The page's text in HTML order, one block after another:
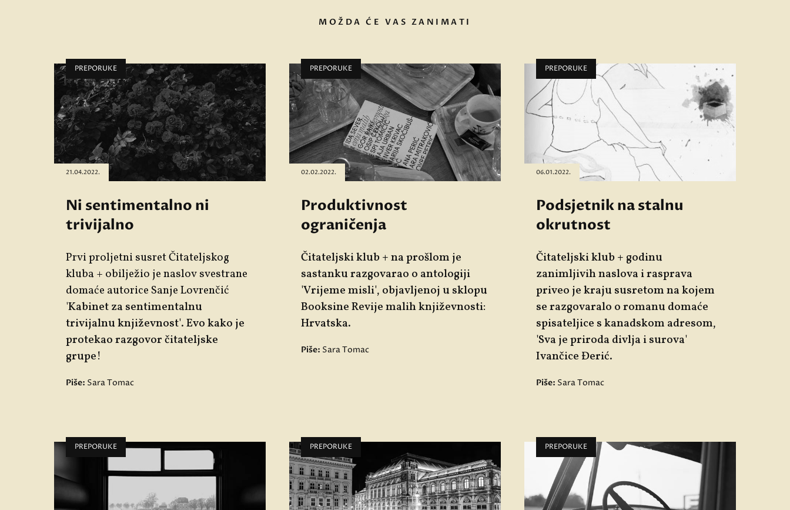
MOŽDA ĆE VAS ZANIMATI
PREPORUKE
21.04.2022.
Ni sentimentalno ni
trivijalno
Prvi proljetni susret Čitateljskog
kluba + obilježio je naslov svestrane
domaće autorice Sanje Lovrenčić
'Kabinet za sentimentalnu
trivijalnu književnost'. Evo kako je
protekao razgovor čitateljske
grupe!
Piše: Sara Tomac
PREPORUKE
02.02.2022.
Produktivnost
ograničenja
Čitateljski klub + na prošlom je
sastanku razgovarao o antologiji
'Vrijeme misli', objavljenoj u sklopu
Booksine Revije malih književnosti:
Hrvatska.
Piše: Sara Tomac
PREPORUKE
06.01.2022.
Podsjetnik na stalnu
okrutnost
Čitateljski klub + godinu
zanimljivih naslova i rasprava
priveo je kraju susretom na kojem
se razgovaralo o romanu domaće
spisateljice s kanadskom adresom,
'Sva je priroda divlja i surova'
Ivančice Đerić.
Piše: Sara Tomac
PREPORUKE PREPORUKE PREPORUKE